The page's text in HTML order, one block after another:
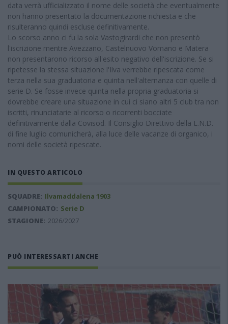
data verrà ufficializzato il nome delle società che eventualmente
non hanno presentato la documentazione richiesta e che
risulteranno quindi escluse definitivamente.
Lo scorso anno ci fu la sola Vastogirardi che non presentò
l'iscrizione mentre Avezzano, Castelnuovo Vomano e Matera
non presentarono ricorso all'esito negativo dell'iscrizione. Se si
ripetesse la stessa situazione l'Ilva verrebbe ripescata come
terza nella sua graduatoria e quinta nell'alternanza con quelle di
serie D. Se fosse invece quinta nella propria graduatoria si
dovrebbe creare una situazione in cui ci siano altri 5 club tra non
iscritti, rinunciatarie al ricorso o ricorrenti bocciate
definitivamente dalla Covisod. Il Consiglio Direttivo della L.N.D.
di fine luglio comunicherà, alla luce delle vacanze di organico, i
nomi delle società ripescate.
IN QUESTO ARTICOLO
SQUADRE: Ilvamaddalena 1903
CAMPIONATO: Serie D
STAGIONE: 2026/2027
PUÒ INTERESSARTI ANCHE